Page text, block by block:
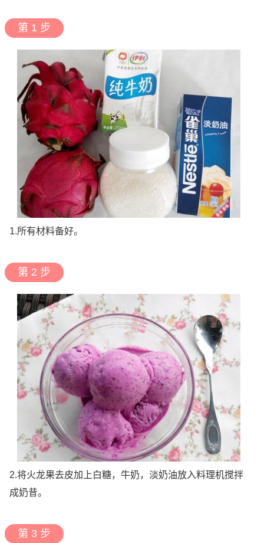
第 1 步
1.所有材料备好。
第 2 步
2.将火龙果去皮加上白糖，牛奶，淡奶油放入料理机搅拌
成奶昔。
第 3 步